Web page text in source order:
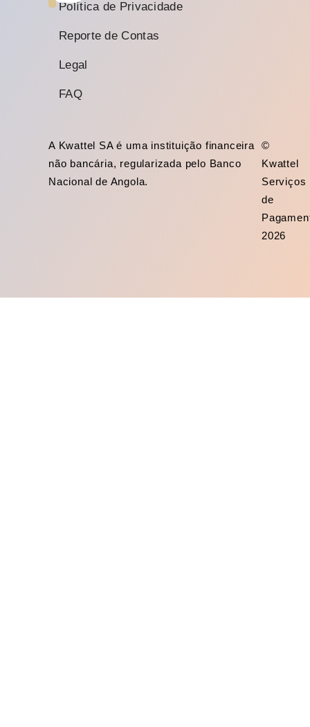
Política de Privacidade
Reporte de Contas
Legal
FAQ
A Kwattel SA é uma instituição financeira
não bancária, regularizada pelo Banco
Nacional de Angola.
©
Kwattel
Serviços
de
2026